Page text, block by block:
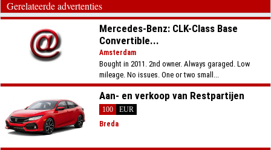
Gerelateerde advertenties
Mercedes-Benz: CLK-Class Base
Convertible...
Amsterdam
Bought in 2011. 2nd owner. Always garaged. Low
mileage. No issues. One or two small...
Aan- en verkoop van Restpartijen
100
EUR
Breda